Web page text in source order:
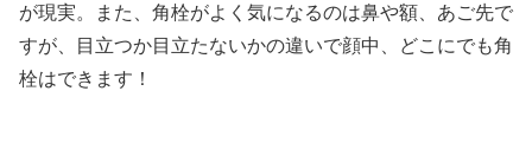
が現実。また、角栓がよく気になるのは鼻や額、あご先で
すが、目立つか目立たないかの違いで顔中、どこにでも角
栓はできます！